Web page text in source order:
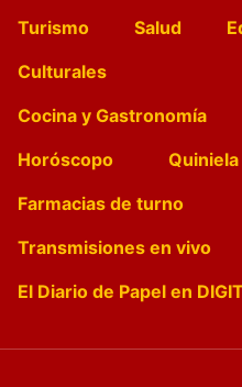
Turismo
Salud
Culturales
Cocina y Gastronomía
Horóscopo
Quiniela
Farmacias de turno
Transmisiones en vivo
El Diario de Papel en